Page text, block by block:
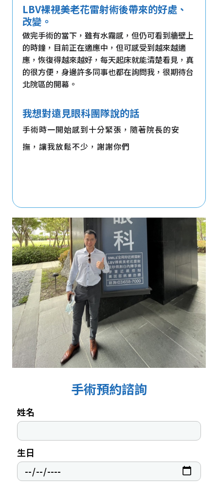
LBV裸視美老花雷射術後帶來的好處、
改變。
做完手術的當下，雖有水霧感，但仍可看到牆壁上
的時鐘，目前正在適應中，但可感受到越來越適
應，恢復得越來越好，每天起床就能清楚看見，真
的很方便，身邊許多同事也都在詢問我，很期待台
北院區的開幕。
我想對遠見眼科團隊說的話
手術時一開始感到十分緊張，隨著院長的安
撫，讓我放鬆不少，謝謝你們
手術預約諮詢
姓名
生日